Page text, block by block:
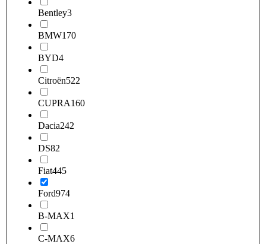
Bentley3
BMW170
BYD4
Citroën522
CUPRA160
Dacia242
DS82
Fiat445
Ford974
B-MAX1
C-MAX6